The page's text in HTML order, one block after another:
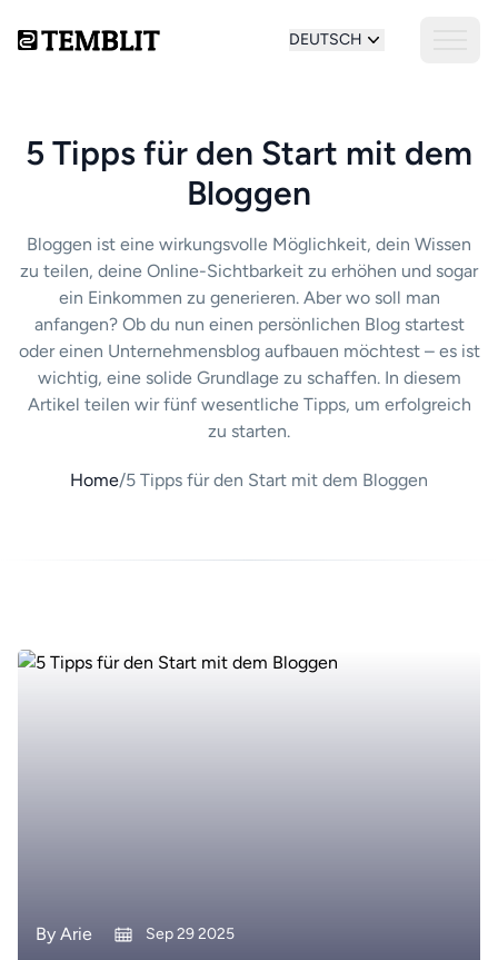
DEUTSCH
5 Tipps für den Start mit dem
Bloggen
Bloggen ist eine wirkungsvolle Möglichkeit, dein Wissen
zu teilen, deine Online-Sichtbarkeit zu erhöhen und sogar
ein Einkommen zu generieren. Aber wo soll man
anfangen? Ob du nun einen persönlichen Blog startest
oder einen Unternehmensblog aufbauen möchtest – es ist
wichtig, eine solide Grundlage zu schaffen. In diesem
Artikel teilen wir fünf wesentliche Tipps, um erfolgreich
zu starten.
Home/5 Tipps für den Start mit dem Bloggen
By Arie Sep 29 2025